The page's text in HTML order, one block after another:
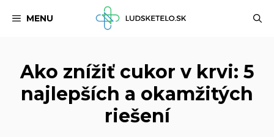
MENU
Ako znížiť cukor v krvi: 5
najlepších a okamžitých
riešení